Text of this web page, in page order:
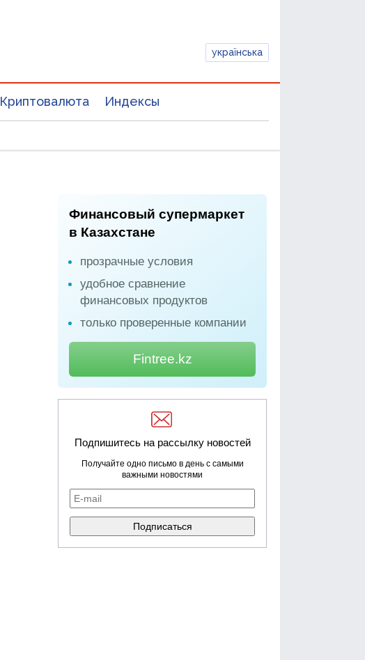
українська
Криптовалюта Индексы
Финансовый супермаркет
в Казахстане
прозрачные условия
удобное сравнение
финансовых продуктов
только проверенные компании
Fintree.kz
Подпишитесь на рассылку новостей
Получайте одно письмо в день с самыми
важными новостями